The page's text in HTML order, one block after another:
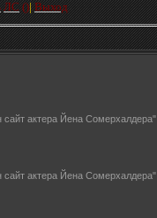
ЛC()| Выход
сайт актера Йена Сомерхалдера"
сайт актера Йена Сомерхалдера"